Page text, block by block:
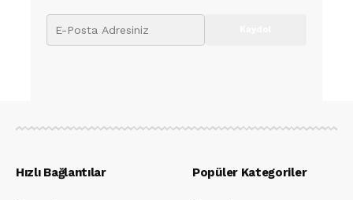
Hızlı Bağlantılar Popüler Kategoriler